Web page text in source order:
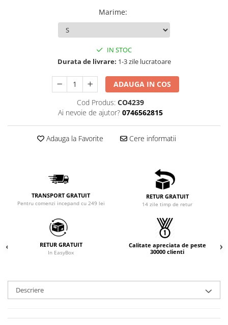
Marime:
IN STOC
Durata de livrare: 1-3 zile lucratoare
ADAUGA IN COS
Cod Produs: CO4239
Ai nevoie de ajutor? 0746562815
Adauga la Favorite Cere informatii
TRANSPORT GRATUIT
Pentru comenzi incepand cu 249 lei
RETUR GRATUIT
14 zile timp de retur
RETUR GRATUIT
In EasyBox
Calitate apreciata de peste
30000 clienti
Descriere